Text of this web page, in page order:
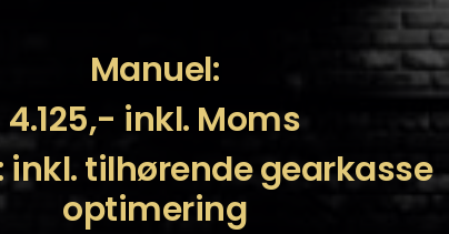
Manuel:
4.125,- inkl. Moms
inkl. tilhørende gearkasse
optimering